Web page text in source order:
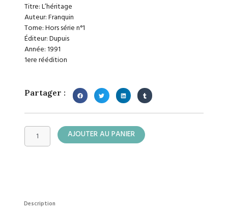
Titre: L’héritage
Auteur: Franquin
Tome: Hors série n°1
Éditeur: Dupuis
Année: 1991
1ere réédition
Partager :
quantité
AJOUTER AU PANIER
Description